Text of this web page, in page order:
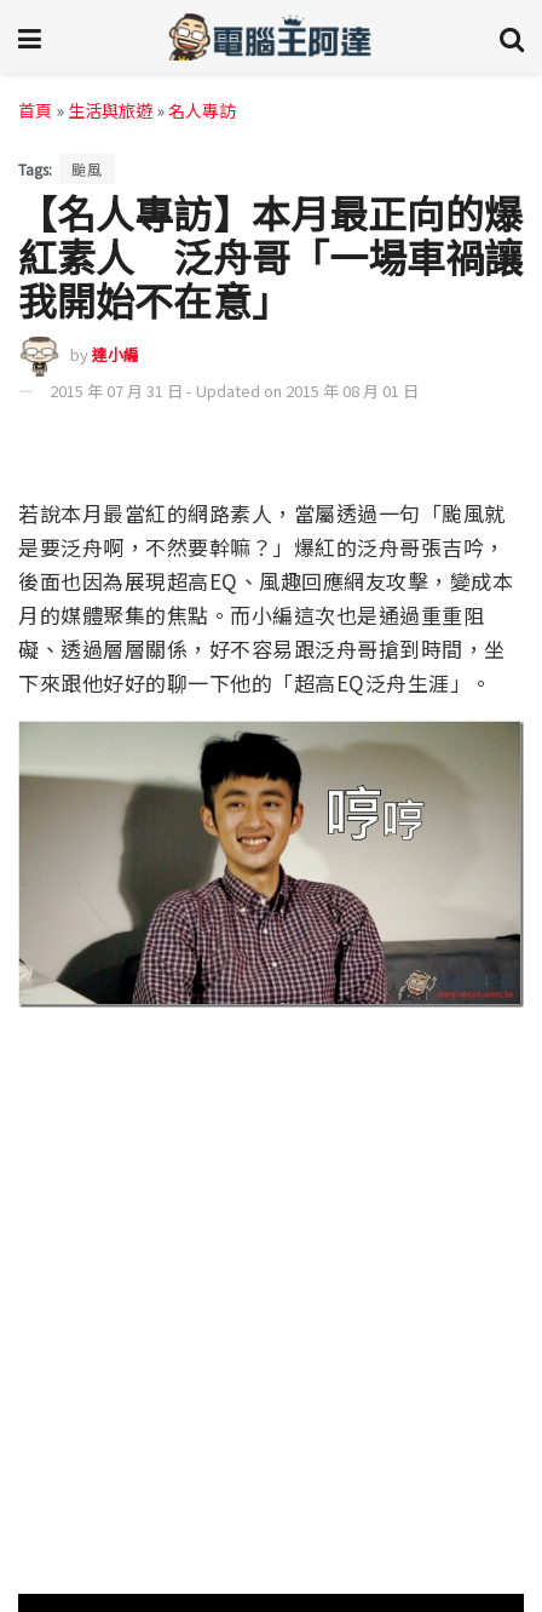
首頁 » 生活與旅遊 »名人專訪
Tags: 颱風
【名人專訪】本月最正向的爆
紅素人 泛舟哥「一場車禍讓
我開始不在意」
by達小編
2015 年 07 月 31 日 - Updated on 2015 年 08 月 01 日
若說本月最當紅的網路素人，當屬透過一句「颱風就
是要泛舟啊，不然要幹嘛？」爆紅的泛舟哥張吉吟，
後面也因為展現超高EQ、風趣回應網友攻擊，變成本
月的媒體聚集的焦點。而小編這次也是通過重重阻
礙、透過層層關係，好不容易跟泛舟哥搶到時間，坐
下來跟他好好的聊一下他的「超高EQ泛舟生涯」。